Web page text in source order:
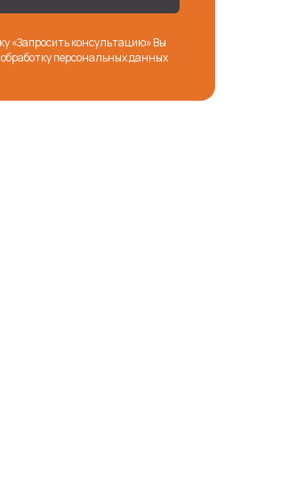
«Запросить консультацию» Вы
обработку персональных данных